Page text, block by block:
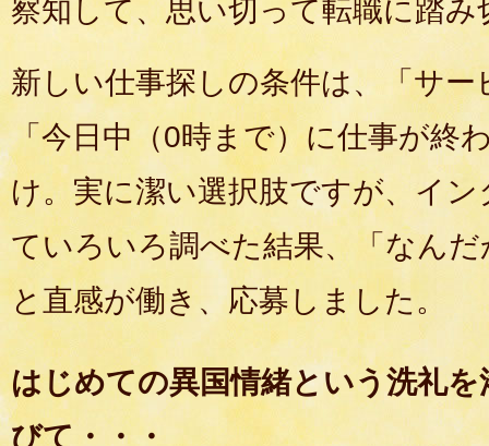
察知して、思い切って転職に踏み
新しい仕事探しの条件は、「サ
「今日中（0時まで）に仕事が終
け。実に潔い選択肢ですが、イ
ていろいろ調べた結果、「なん
と直感が働き、応募しました。
はじめての異国情緒という洗礼を
びて・・・